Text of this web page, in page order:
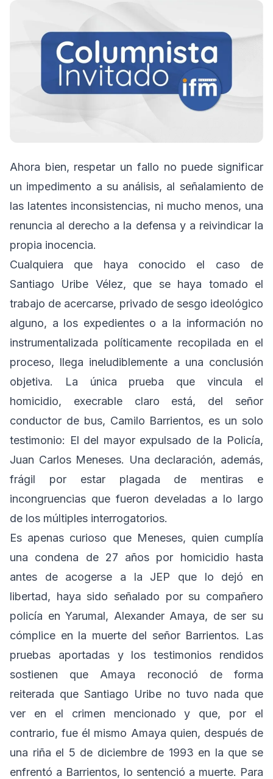
Ahora bien, respetar un fallo no puede significar
un impedimento a su análisis, al señalamiento de
las latentes inconsistencias, ni mucho menos, una
renuncia al derecho a la defensa y a reivindicar la
propia inocencia.
Cualquiera que haya conocido el caso de
Santiago Uribe Vélez, que se haya tomado el
trabajo de acercarse, privado de sesgo ideológico
alguno, a los expedientes o a la información no
instrumentalizada políticamente recopilada en el
proceso, llega ineludiblemente a una conclusión
objetiva. La única prueba que vincula el
homicidio, execrable claro está, del señor
conductor de bus, Camilo Barrientos, es un solo
testimonio: El del mayor expulsado de la Policía,
Juan Carlos Meneses. Una declaración, además,
frágil por estar plagada de mentiras e
incongruencias que fueron develadas a lo largo
de los múltiples interrogatorios.
Es apenas curioso que Meneses, quien cumplía
una condena de 27 años por homicidio hasta
antes de acogerse a la JEP que lo dejó en
libertad, haya sido señalado por su compañero
policía en Yarumal, Alexander Amaya, de ser su
cómplice en la muerte del señor Barrientos. Las
pruebas aportadas y los testimonios rendidos
sostienen que Amaya reconoció de forma
reiterada que Santiago Uribe no tuvo nada que
ver en el crimen mencionado y que, por el
contrario, fue él mismo Amaya quien, después de
una riña el 5 de diciembre de 1993 en la que se
enfrentó a Barrientos, lo sentenció a muerte. Para